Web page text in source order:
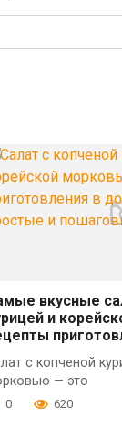
вкусные
и
с копченой
— это
0 620